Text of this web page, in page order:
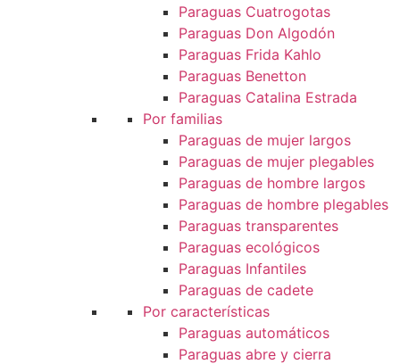
Paraguas Cuatrogotas
Paraguas Don Algodón
Paraguas Frida Kahlo
Paraguas Benetton
Paraguas Catalina Estrada
Por familias
Paraguas de mujer largos
Paraguas de mujer plegables
Paraguas de hombre largos
Paraguas de hombre plegables
Paraguas transparentes
Paraguas ecológicos
Paraguas Infantiles
Paraguas de cadete
Por características
Paraguas automáticos
Paraguas abre y cierra